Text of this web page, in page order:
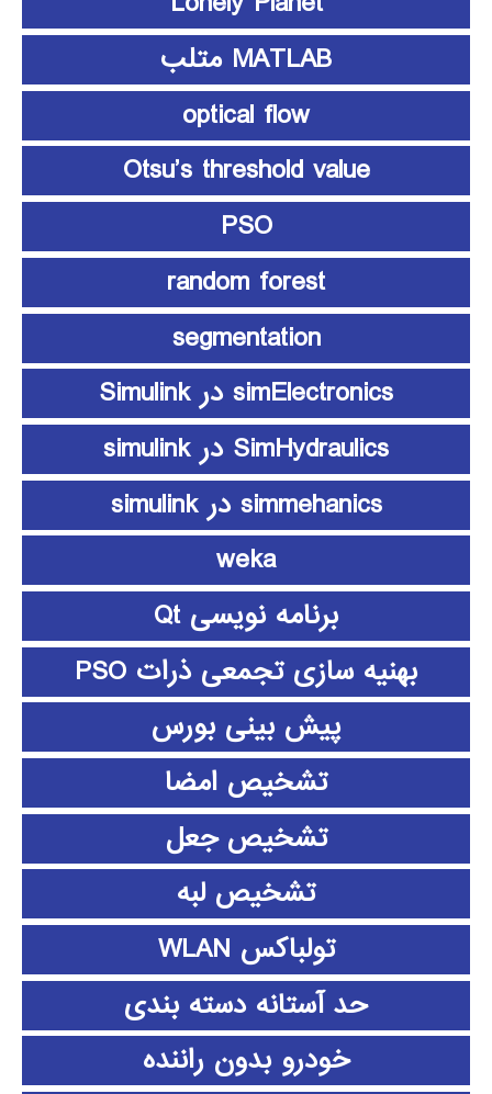
MATLAB متلب
optical flow
Otsu’s threshold value
PSO
random forest
segmentation
simElectronics در Simulink
SimHydraulics در simulink
simmehanics در simulink
weka
برنامه نویسی Qt
بهنیه سازی تجمعی ذرات PSO
پیش بینی بورس
تشخیص امضا
تشخیص جعل
تشخیص لبه
تولباکس WLAN
حد آستانه دسته بندی
خودرو بدون راننده